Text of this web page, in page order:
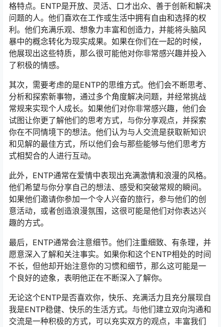
格特点。ENTP是开放、灵活、口才出众、善于创新和解决
问题的人。他们喜欢在工作或生活中拥有自由和选择的权
利。他们充满乐观、想象力丰富和创造力，并能将头脑风
暴中的概念转化为现实成果。如果在你们在一起的时候，
他展现出这些特质，那么很可能他对你非常感兴趣并投入
了积极的情感。
其次，需要考虑的是ENTP的思维方式。他们会不断思考、
分析和探索新事物，通过多个角度解决问题，并经常挑战
常规来实现个人成长。如果他们对你非常感兴趣，他们会
试图让你更了解他们的思考方式，与你分享观点，并探索
你在不同情境下的想法。他们认为与人交流是获取新知识
和见解的最佳方式，所以他们会与那些能够与他们思考方
式相契合的人进行互动。
此外，ENTP通常在爱情中表现出充满激情和浪漫的风格。
他们希望与你分享自己的想法、感受和突破常规的瞬间。
如果他们邀请你参加一个令人兴奋的旅行，参与他们的创
意活动，或者创造浪漫氛围，这很可能是他们对你表达兴
趣的方式。
最后，ENTP通常会注意细节。他们注重细致、有条理，并
愿意深入了解和关注事实。如果你和这个ENTP相处的时间
不长，但他却开始注意你的习惯和细节，那么这可能是一
个良好的迹象，表明他正在不断深入了解你。
无论这个ENTP是否喜欢你，快乐、充满活力且充分展现自
我是ENTP稳健、快乐的生活方式。与他们建立双向沟通和
交流是一种积极的方式，可以充实双方的观点，丰富我们